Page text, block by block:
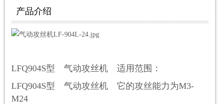
产品介绍
LFQ904S型 气动攻丝机 适用范围：
LFQ904S型 气动攻丝机 它的攻丝能力为M3-
M24